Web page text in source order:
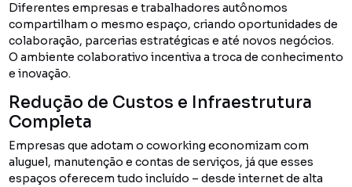
Diferentes empresas e trabalhadores autônomos
compartilham o mesmo espaço, criando oportunidades de
colaboração, parcerias estratégicas e até novos negócios.
O ambiente colaborativo incentiva a troca de conhecimento
e inovação.
Redução de Custos e Infraestrutura
Completa
Empresas que adotam o coworking economizam com
aluguel, manutenção e contas de serviços, já que esses
espaços oferecem tudo incluído – desde internet de alta